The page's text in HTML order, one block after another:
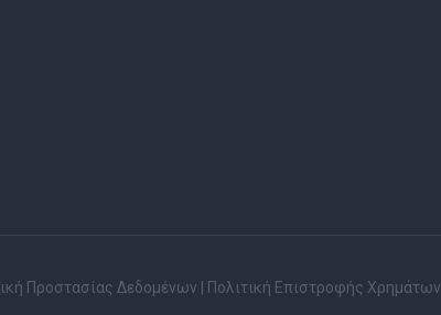
Προστασίας Δεδομένων Πολιτική Επιστροφής Χρημάτων